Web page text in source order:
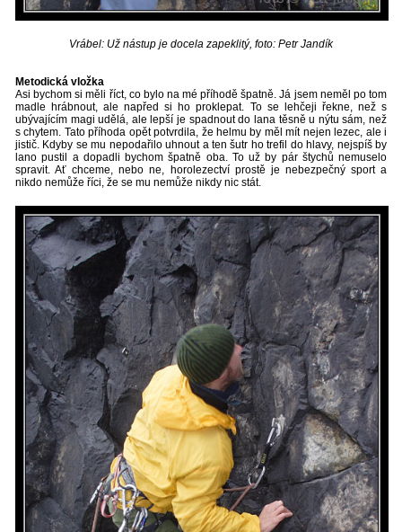
Vrábel: Už nástup je docela zapeklitý, foto: Petr Jandík
Metodická vložka
Asi bychom si měli říct, co bylo na mé příhodě špatně. Já jsem neměl po tom
madle hrábnout, ale napřed si ho proklepat. To se lehčeji řekne, než s
ubývajícím magi udělá, ale lepší je spadnout do lana těsně u nýtu sám, než
s chytem. Tato příhoda opět potvrdila, že helmu by měl mít nejen lezec, ale i
jistič. Kdyby se mu nepodařilo uhnout a ten šutr ho trefil do hlavy, nejspíš by
lano pustil a dopadli bychom špatně oba. To už by pár štychů nemuselo
spravit. Ať chceme, nebo ne, horolezectví prostě je nebezpečný sport a
nikdo nemůže říci, že se mu nemůže nikdy nic stát.